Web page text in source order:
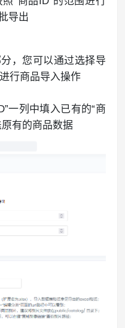
导出
，您可以通过选择导
行商品导入操作
一列中填入已有的“商
有的商品数据